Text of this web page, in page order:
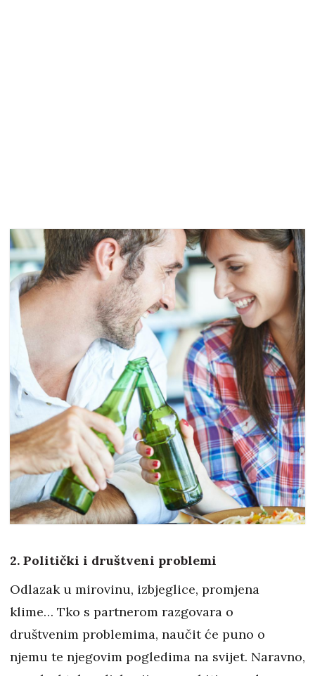
2. Politički i društveni problemi
Odlazak u mirovinu, izbjeglice, promjena
klime… Tko s partnerom razgovara o
društvenim problemima, naučit će puno o
njemu te njegovim pogledima na svijet. Naravno,